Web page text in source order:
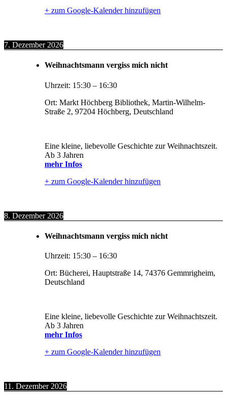
+ zum Google-Kalender hinzufügen
7. Dezember 2026
Weihnachtsmann vergiss mich nicht
Uhrzeit: 15:30 – 16:30
Ort: Markt Höchberg Bibliothek, Martin-Wilhelm-
Straße 2, 97204 Höchberg, Deutschland
Eine kleine, liebevolle Geschichte zur Weihnachtszeit.
Ab 3 Jahren
mehr Infos
+ zum Google-Kalender hinzufügen
8. Dezember 2026
Weihnachtsmann vergiss mich nicht
Uhrzeit: 15:30 – 16:30
Ort: Bücherei, Hauptstraße 14, 74376 Gemmrigheim,
Deutschland
Eine kleine, liebevolle Geschichte zur Weihnachtszeit.
Ab 3 Jahren
mehr Infos
+ zum Google-Kalender hinzufügen
11. Dezember 2026